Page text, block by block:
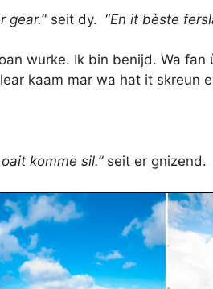
gear.” seit dy. “En it bèste
wurke. Ik bin benijd. Wa
kaam mar wa hat it skreun
komme sil.”seit er gnizend.